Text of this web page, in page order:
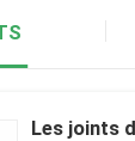
Les joints